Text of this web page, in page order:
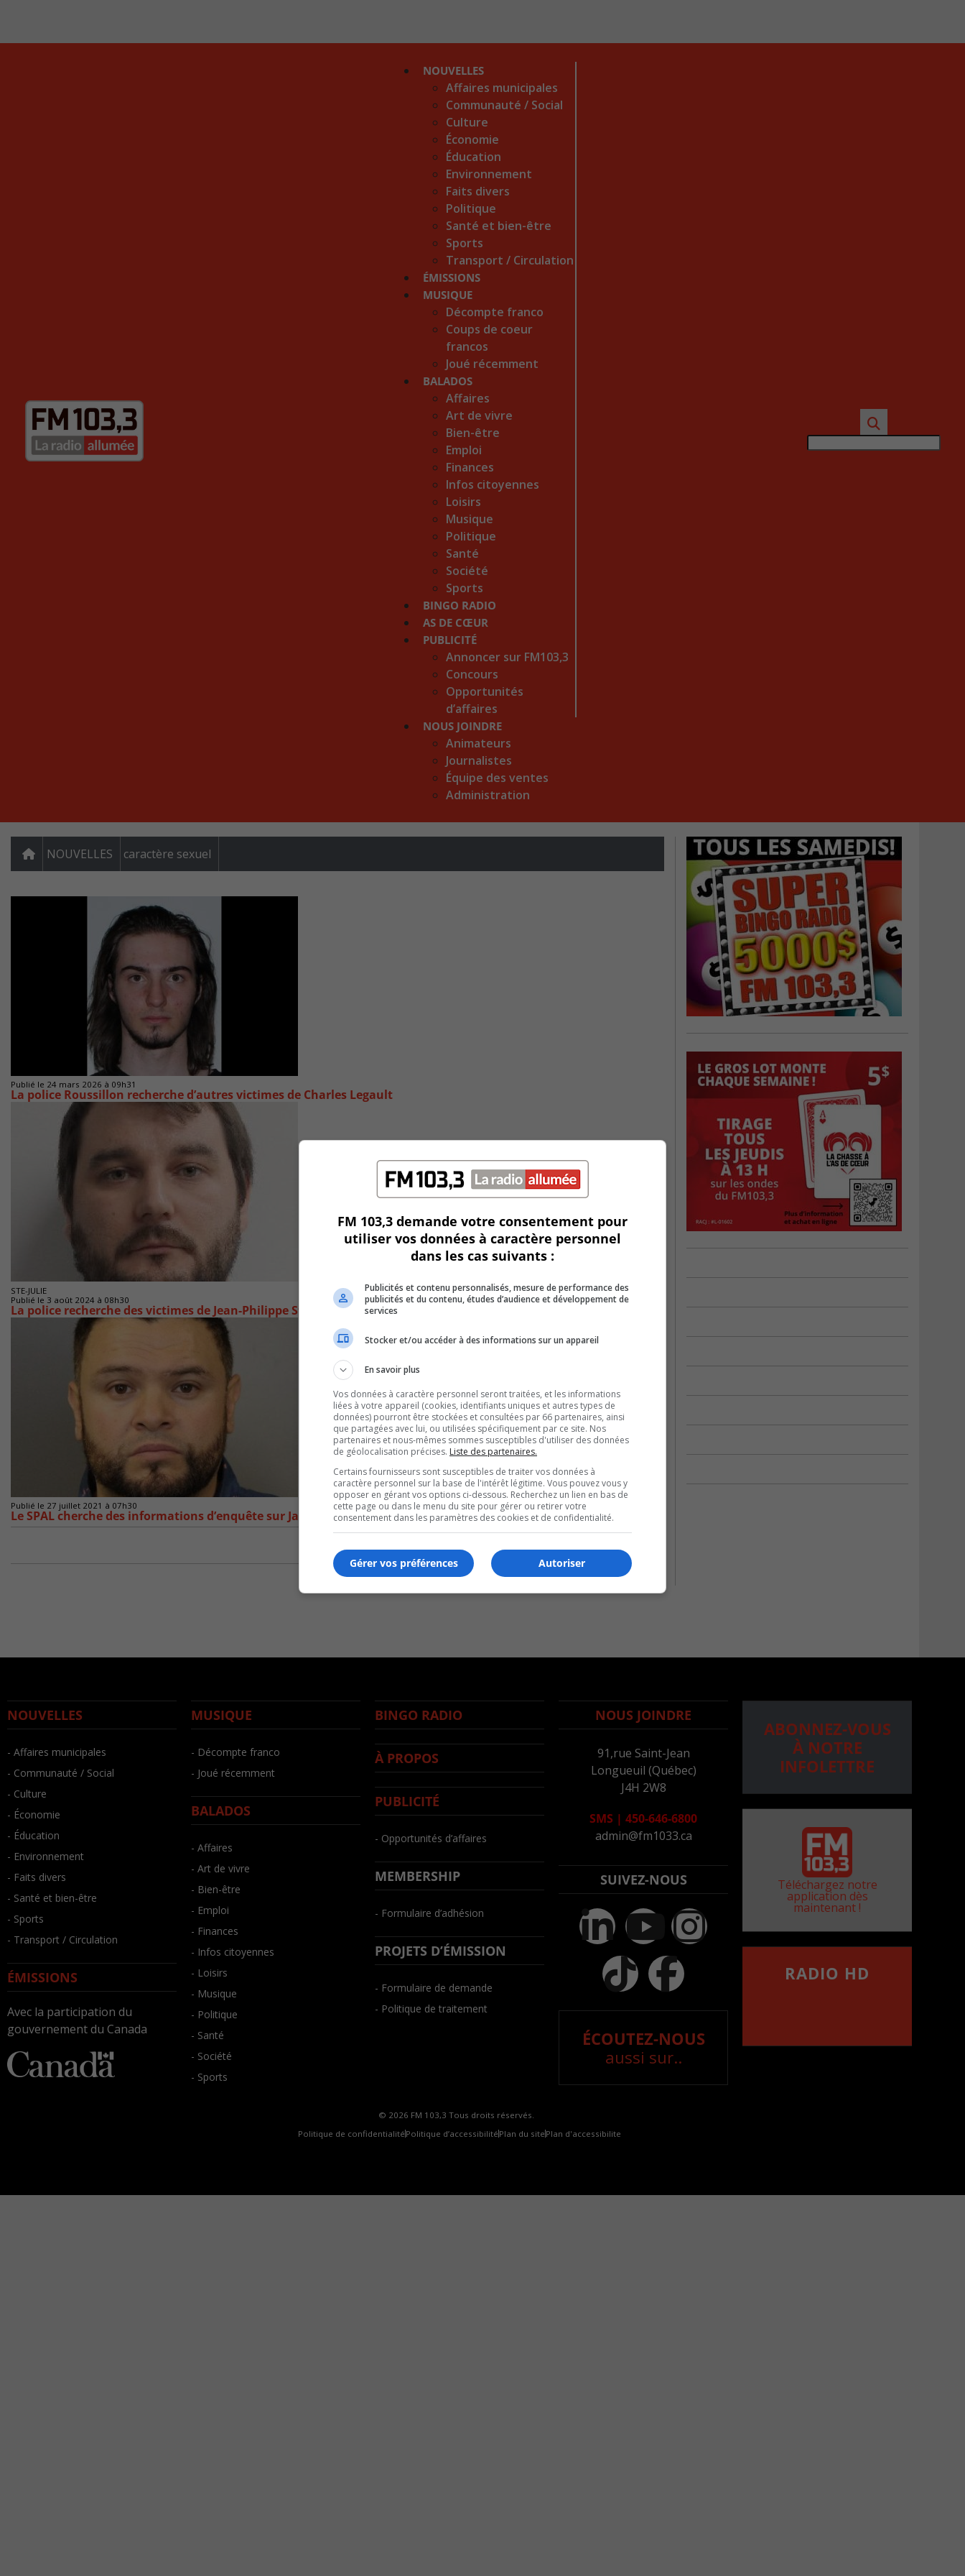
NOUVELLES
Affaires municipales
Communauté / Social
Culture
Économie
Éducation
Environnement
Faits divers
Politique
Santé et bien-être
Sports
Transport / Circulation
ÉMISSIONS
MUSIQUE
Décompte franco
Coups de coeur
francos
Joué récemment
BALADOS
Affaires
Art de vivre
Bien-être
Emploi
Finances
Infos citoyennes
Loisirs
Musique
Politique
Santé
Société
Sports
BINGO RADIO
AS DE CŒUR
PUBLICITÉ
Annoncer sur FM103,3
Concours
Opportunités
d’affaires
NOUS JOINDRE
Animateurs
Journalistes
Équipe des ventes
Administration
NOUVELLES caractère sexuel
Publié le 24 mars 2026 à 09h31
La police Roussillon recherche d’autres victimes de Charles Legault
STE-JULIE
Publié le 3 août 2024 à 08h30
La police recherche des victimes de Jean-Philippe St-Martin
Publié le 27 juillet 2021 à 07h30
Le SPAL cherche des informations d’enquête sur James José Valbuena Reyes
NOUVELLES
- Affaires municipales
- Communauté / Social
- Culture
- Économie
- Éducation
- Environnement
- Faits divers
- Santé et bien-être
- Sports
- Transport / Circulation
ÉMISSIONS
Avec la participation du
gouvernement du Canada
MUSIQUE
- Décompte franco
- Joué récemment
BALADOS
- Affaires
- Art de vivre
- Bien-être
- Emploi
- Finances
- Infos citoyennes
- Loisirs
- Musique
- Politique
- Santé
- Société
- Sports
BINGO RADIO
À PROPOS
PUBLICITÉ
- Opportunités d’affaires
MEMBERSHIP
- Formulaire d’adhésion
PROJETS D’ÉMISSION
- Formulaire de demande
- Politique de traitement
NOUS JOINDRE
91,rue Saint-Jean
Longueuil (Québec)
J4H 2W8
SMS | 450-646-6800
admin@fm1033.ca
SUIVEZ-NOUS
ÉCOUTEZ-NOUS
aussi sur..
ABONNEZ-VOUS
À NOTRE
INFOLETTRE
Téléchargez notre
application dès
maintenant !
RADIO HD
© 2026 FM 103,3 Tous droits réservés.
Politique de confidentialité Politique d’accessibilité Plan du site Plan d'accessibilite
FM 103,3 demande votre consentement pour
utiliser vos données à caractère personnel
dans les cas suivants :
Publicités et contenu personnalisés, mesure de performance des
publicités et du contenu, études d’audience et développement de
services
Stocker et/ou accéder à des informations sur un appareil
En savoir plus
Vos données à caractère personnel seront traitées, et les informations
liées à votre appareil (cookies, identifiants uniques et autres types de
données) pourront être stockées et consultées par 66 partenaires, ainsi
que partagées avec lui, ou utilisées spécifiquement par ce site. Nos
partenaires et nous-mêmes sommes susceptibles d'utiliser des données
de géolocalisation précises. Liste des partenaires.
Certains fournisseurs sont susceptibles de traiter vos données à
caractère personnel sur la base de l'intérêt légitime. Vous pouvez vous y
opposer en gérant vos options ci-dessous. Recherchez un lien en bas de
cette page ou dans le menu du site pour gérer ou retirer votre
consentement dans les paramètres des cookies et de confidentialité.
Autoriser
Gérer vos préférences